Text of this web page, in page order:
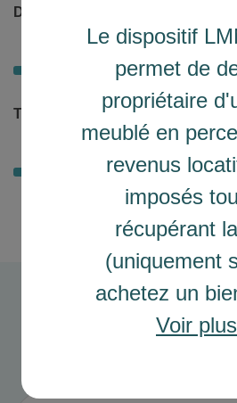
Le dispositif
permet de
propriétaire
meublé en
revenus
imposés
récupérant
(uniquement
achetez un
Voir
Durée
20 ans
Taux d'assurance (%)
0.68 %
Avis